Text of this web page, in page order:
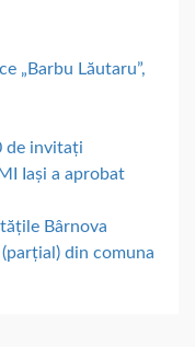
„Barbu Lăutaru”,
de invitați
Iași a aprobat
Bârnova
din comuna